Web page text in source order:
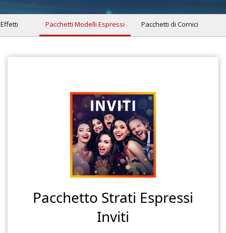
Pacchetti Modelli Espressi Pacchetti di Cornici
Pacchetto Strati Espressi
Inviti